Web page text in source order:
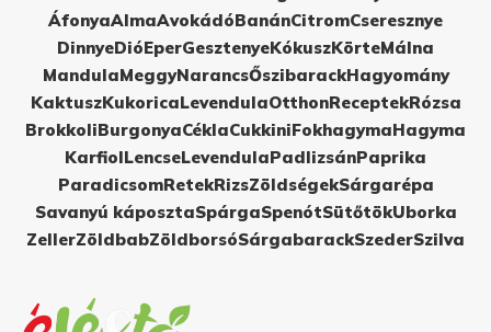
ÁfonyaAlmaAvokádóBanánCitromCseresznye
DinnyeDióEperGesztenyeKókuszKörteMálna
MandulaMeggyNarancsŐszibarackHagyomány
KaktuszKukoricaLevendulaOtthonReceptekRózsa
BrokkoliBurgonyaCéklaCukkiniFokhagymaHagyma
KarfiolLencseLevendulaPadlizsánPaprika
ParadicsomRetekRizsZöldségekSárgarépa
Savanyú káposztaSpárgaSpenótSütőtökUborka
ZellerZöldbabZöldborsóSárgabarackSzederSzilva